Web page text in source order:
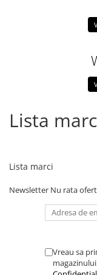
Lista
Lista marci
Newsletter Nu rata
Vreau sa